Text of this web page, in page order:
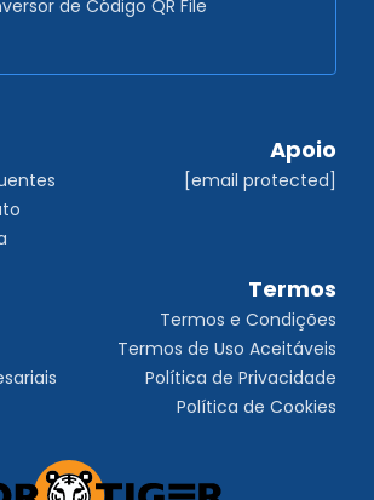
de Código QR File
Apoio
[email protected]
Termos
Termos e Condições
Termos de Uso Aceitáveis
Política de Privacidade
Política de Cookies